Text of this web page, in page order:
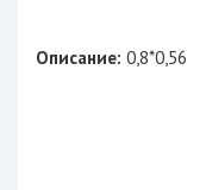
Описание: 0,8*0,56